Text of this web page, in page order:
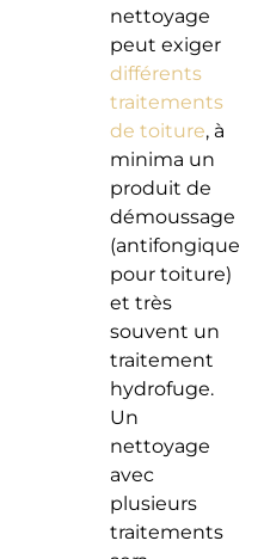
nettoyage
peut exiger
différents
traitements
de toiture, à
minima un
produit de
démoussage
(antifongique
pour toiture)
et très
souvent un
traitement
hydrofuge.
Un
nettoyage
avec
plusieurs
traitements